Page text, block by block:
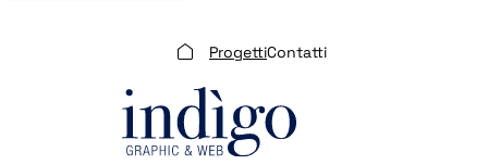
HomeProgettiContatti